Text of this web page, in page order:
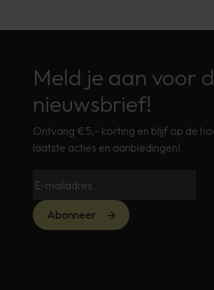
Meld je aan voor
nieuwsbrief!
Ontvang €5,- korting en blijf op de
laatste acties en aanbiedingen!
Abonneer